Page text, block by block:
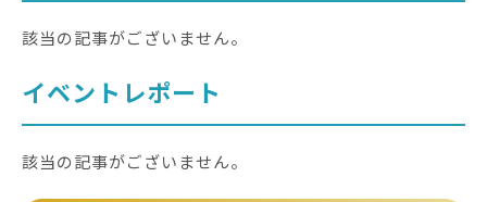
該当の記事がございません。
イベントレポート
該当の記事がございません。